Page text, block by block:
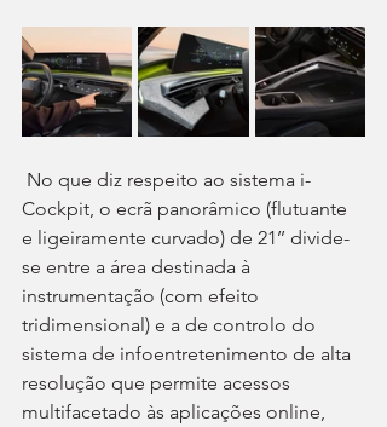
No que diz respeito ao sistema i-
Cockpit, o ecrã panorâmico (flutuante
e ligeiramente curvado) de 21’’ divide-
se entre a área destinada à
instrumentação (com efeito
tridimensional) e a de controlo do
sistema de infoentretenimento de alta
resolução que permite acessos
multifacetado às aplicações online,